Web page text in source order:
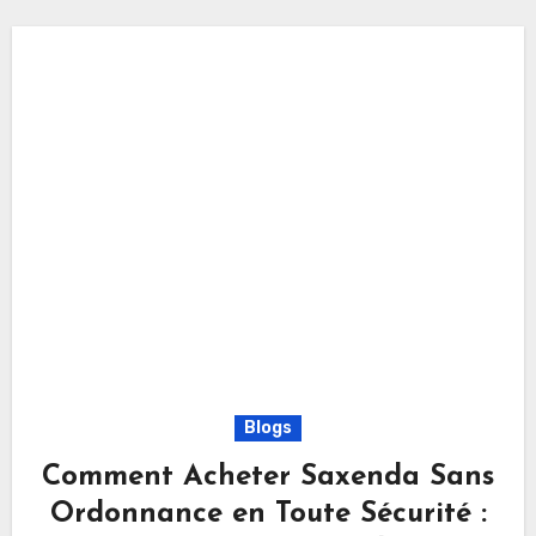
Blogs
Comment Acheter Saxenda Sans
Ordonnance en Toute Sécurité :